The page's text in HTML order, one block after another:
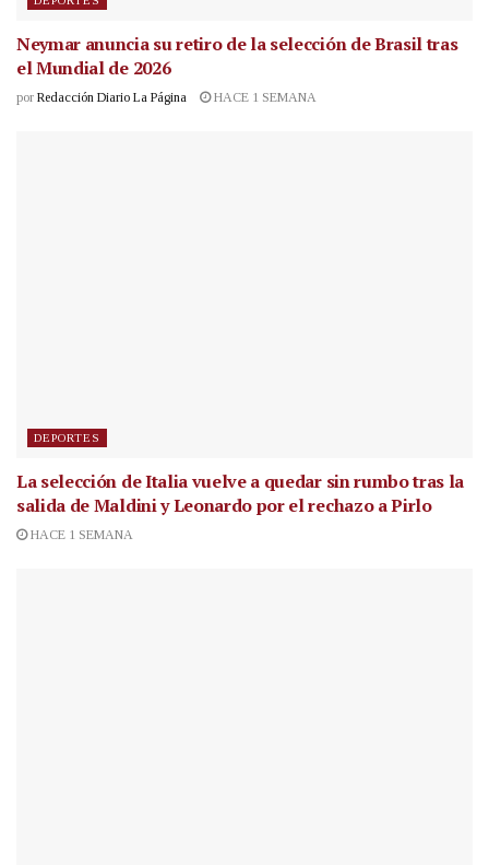
Neymar anuncia su retiro de la selección de Brasil tras
el Mundial de 2026
por Redacción Diario La Página HACE 1 SEMANA
DEPORTES
La selección de Italia vuelve a quedar sin rumbo tras la
salida de Maldini y Leonardo por el rechazo a Pirlo
HACE 1 SEMANA